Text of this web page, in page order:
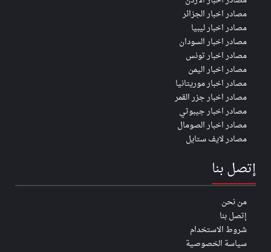
مصادر اخبار الجزائر
مصادر اخبار ليبيا
مصادر اخبار السودان
مصادر اخبار تونس
مصادر اخبار اليمن
مصادر اخبار موريتانيا
مصادر اخبار جزر القمر
مصادر اخبار جيبوتي
مصادر اخبار الصومال
مصادر لايف ستايل
إتصل بنا
من نحن
إتصل بنا
شروط الاستخدام
سياسة الخصوصية